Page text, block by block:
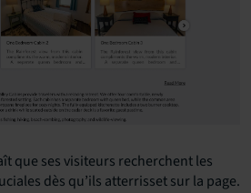
que ses visiteurs recherchent les
dès qu’ils atterrisset sur la page.